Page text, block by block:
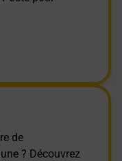
de
? Découvrez